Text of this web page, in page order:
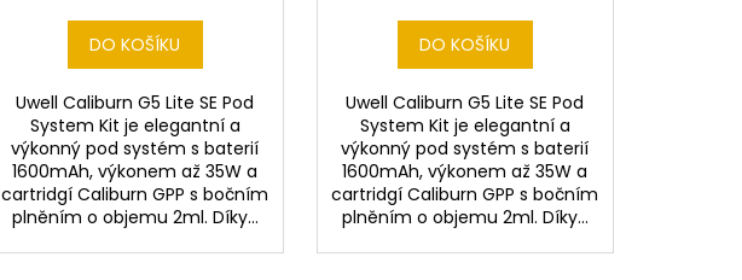
DO KOŠÍKU
Uwell Caliburn G5 Lite SE Pod
System Kit je elegantní a
výkonný pod systém s baterií
1600mAh, výkonem až 35W a
cartridgí Caliburn GPP s bočním
plněním o objemu 2ml. Díky...
DO KOŠÍKU
Uwell Caliburn G5 Lite SE Pod
System Kit je elegantní a
výkonný pod systém s baterií
1600mAh, výkonem až 35W a
cartridgí Caliburn GPP s bočním
plněním o objemu 2ml. Díky...